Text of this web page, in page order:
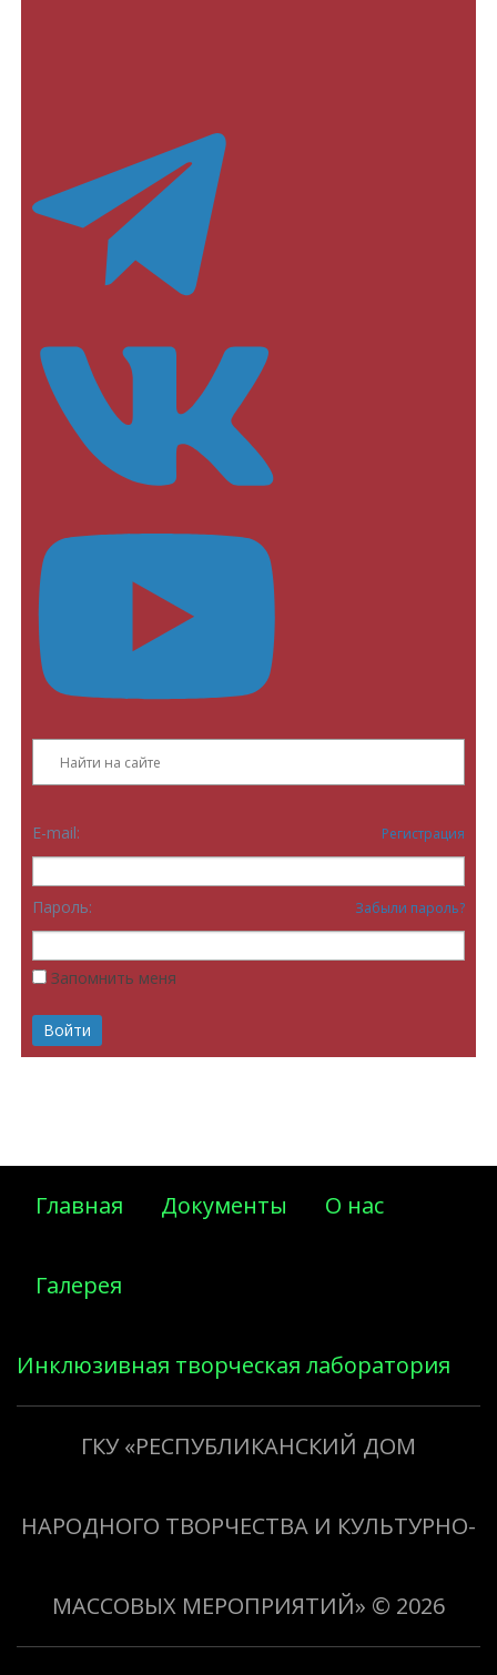
E-mail: Регистрация
Пароль: Забыли пароль?
Запомнить меня
Главная Документы О нас
Галерея
Инклюзивная творческая лаборатория
«Творить добро»
ГКУ «РЕСПУБЛИКАНСКИЙ ДОМ
НАРОДНОГО ТВОРЧЕСТВА И КУЛЬТУРНО-
МАССОВЫХ МЕРОПРИЯТИЙ» © 2026